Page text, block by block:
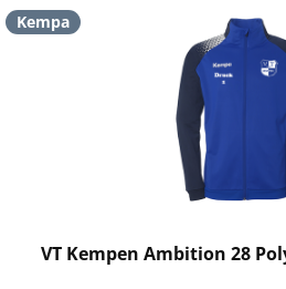
Kempa
VT Kempen Ambition 28